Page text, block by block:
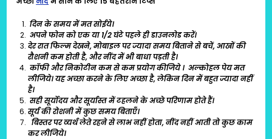
दिन के समय में मत सोईये।
अपने फोन को एक या 1/2 घंटे पहले ही डाउनलोड करें।
देर रात फिल्म देखने, मोबाइल पर ज्यादा समय बिताने से बचें, आखों की
रौशनी कम होती है, और नींद में भी बाधा पड़ती है।
कॉफी और निकोटीन कम से कम प्रयोग कीजिये ।अल्कोहल पेय मत
लीजिये। यह अच्छा करने के लिए अच्छा है, लेकिन दिन में बहुत ज्यादा नहीं
है।
सही सूर्योदय और सूर्यास्त में टहलने के अच्छे परिणाम होते हैं।
सूर्य की रोशनी में कुछ समय बिताएँ।
बिस्तर पर व्यर्थ लेते रहने से लाभ नहीं होता, नींद नहीं आती तो कुछ काम
कर लीजिये।